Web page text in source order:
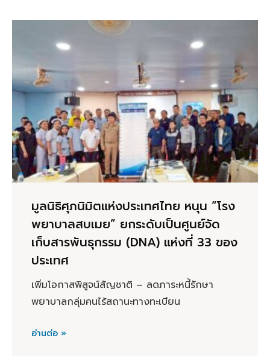
มูลนิธิศุภนิมิตแห่งประเทศไทย หนุน “โรง
พยาบาลสบเมย” ยกระดับเป็นศูนย์จัด
เก็บสารพันธุกรรม (DNA) แห่งที่ 33 ของ
ประเทศ
เพิ่มโอกาสพิสูจน์สัญชาติ – ลดภาระหนี้รักษา
พยาบาลกลุ่มคนไร้สถานะทางทะเบียน
อ่านต่อ »